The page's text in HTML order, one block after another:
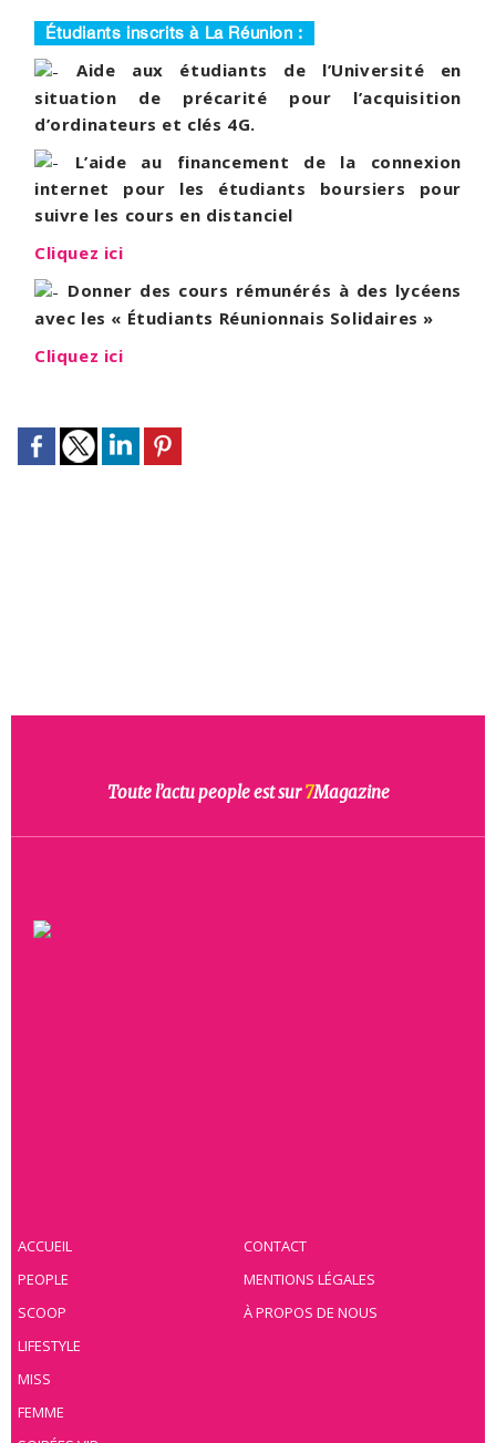
Étudiants inscrits à La Réunion :
Aide aux étudiants de l’Université en
situation de précarité pour l’acquisition
d’ordinateurs et clés 4G.
L’aide au financement de la connexion
internet pour les étudiants boursiers pour
suivre les cours en distanciel
Cliquez ici
Donner des cours rémunérés à des lycéens
avec les « Étudiants Réunionnais Solidaires »
Cliquez ici
Toute l’actu people est sur7Magazine
ACCUEIL
PEOPLE
SCOOP
LIFESTYLE
MISS
FEMME
CONTACT
MENTIONS LÉGALES
À PROPOS DE NOUS